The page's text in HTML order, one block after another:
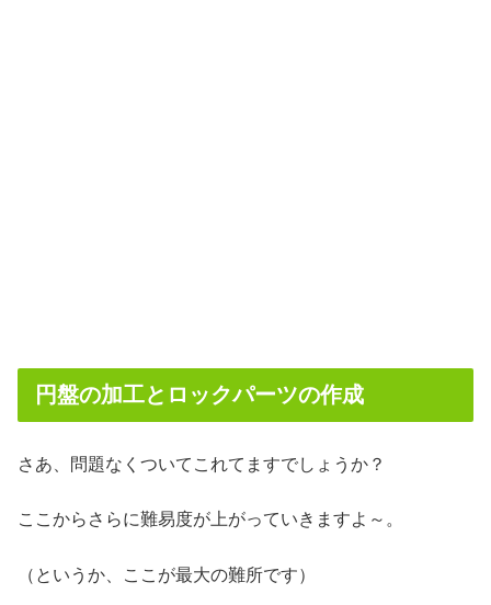
円盤の加工とロックパーツの作成
さあ、問題なくついてこれてますでしょうか？
ここからさらに難易度が上がっていきますよ～。
（というか、ここが最大の難所です）